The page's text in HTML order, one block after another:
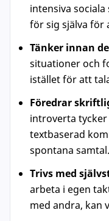
intensiva
för sig själva för
Tänker innan
situationer och
istället för att
Föredrar
introverta
textbaserad
spontana samtal.
Trivs med
arbeta i egen
med andra, kan